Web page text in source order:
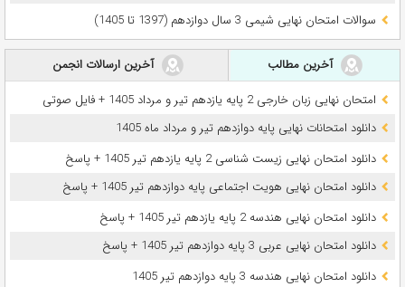
سوالات امتحان نهایی شیمی 3 سال دوازدهم (1397 تا 1405)
آخرین مطالب
آخرین ارسالات انجمن
امتحان نهایی زبان خارجی 2 پایه یازدهم تیر و مرداد 1405 + فایل صوتی
دانلود امتحانات نهایی پایه دوازدهم تیر و مرداد ماه 1405
دانلود امتحان نهایی زیست شناسی 2 پایه یازدهم تیر 1405 + پاسخ
دانلود امتحان نهایی هویت اجتماعی پایه دوازدهم تیر 1405 + پاسخ
دانلود امتحان نهایی هندسه 2 پایه یازدهم تیر 1405 + پاسخ
دانلود امتحان نهایی عربی 3 پایه دوازدهم تیر 1405 + پاسخ
دانلود امتحان نهایی هندسه 3 پایه دوازدهم تیر 1405